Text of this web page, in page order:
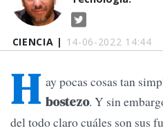
CIENCIA | 14-06-2022 14:44
H ay pocas cosas tan
bostezo. Y sin
del todo claro cuáles son sus